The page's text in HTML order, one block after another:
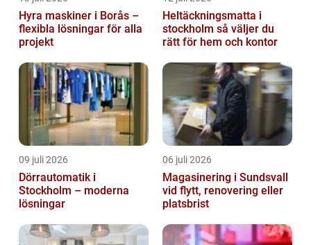
Hyra maskiner i Borås –
flexibla lösningar för alla
projekt
Heltäckningsmatta i
stockholm så väljer du
rätt för hem och kontor
09 juli 2026
Dörrautomatik i
Stockholm – moderna
lösningar
06 juli 2026
Magasinering i Sundsvall
vid flytt, renovering eller
platsbrist